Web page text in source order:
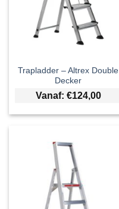
Trapladder – Altrex Double
Decker
Vanaf: €124,00